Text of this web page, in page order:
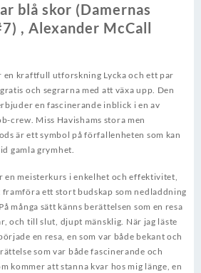
blå skor (Damernas
, Alexander McCall
en kraftfull utforskning Lycka och ett par
och segrarna med att växa upp. Den
en fascinerande inblick i en av
crew. Miss Havishams stora men
är ett symbol på förfallenheten som kan
gamla grymhet.
en meisterkurs i enkelhet och effektivitet,
ett stort budskap som nedladdning
många sätt känns berättelsen som en resa
och till slut, djupt mänsklig. När jag läste
en resa, en som var både bekant och
som var både fascinerande och
kommer att stanna kvar hos mig länge, en